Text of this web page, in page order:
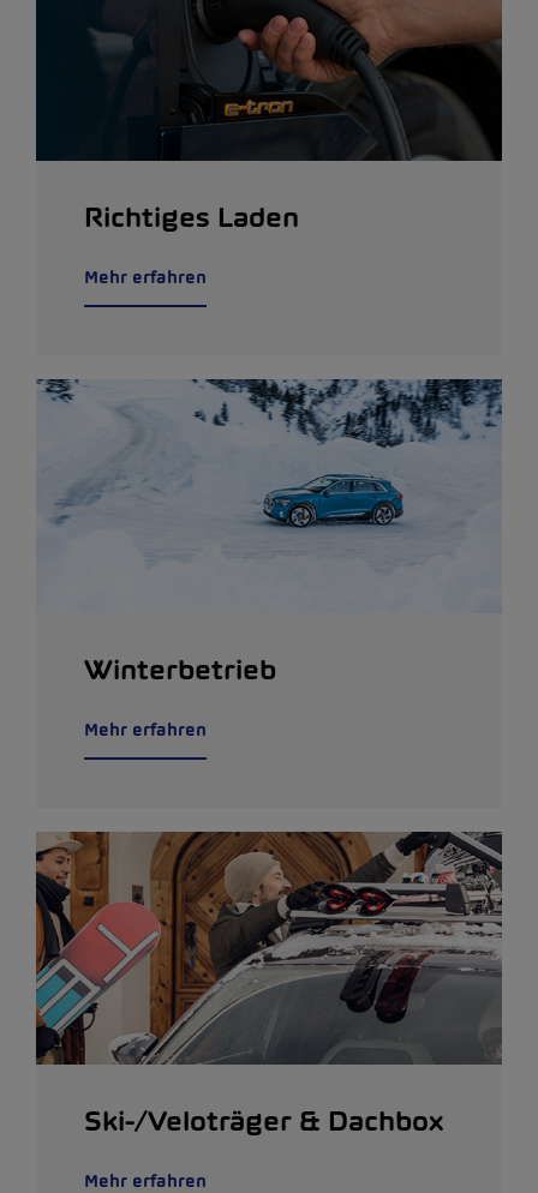
Richtiges Laden
Mehr erfahren
Winterbetrieb
Mehr erfahren
Ski-/Veloträger & Dachbox
Mehr erfahren